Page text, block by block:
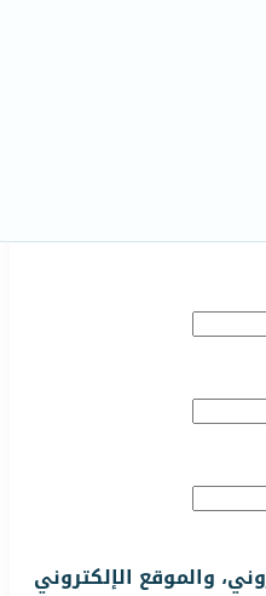
والموقع الإلكتروني